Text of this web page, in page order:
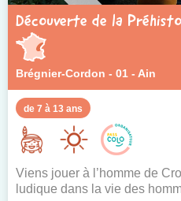
Découverte de la
Brégnier-Cordon - 01 - Ain
de 7 à 13 ans
Viens jouer à l’homme de
ludique dans la vie des